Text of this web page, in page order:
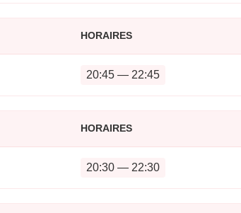
HORAIRES
20:45 — 22:45
HORAIRES
20:30 — 22:30